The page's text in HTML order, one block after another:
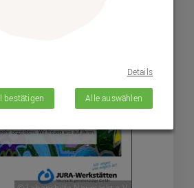
bestätigen Alle auswählen
Details